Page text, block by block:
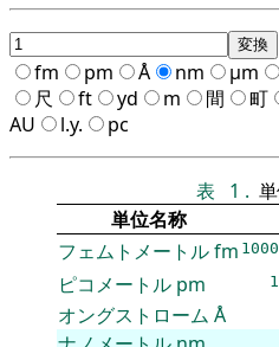
fm pm Å nm μm
尺
ft yd m 間 町
AU
l.y. pc
表 1 .
単位名称
フェムトメートルfm
ピコメートル pm
オングストローム Å